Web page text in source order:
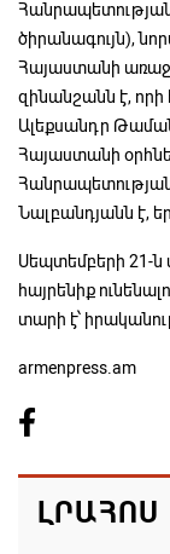
Հանրապետության
ծիրանագույն),
Հայաստանի
զինանշանն է,
Ալեքսանդր
Հայաստանի
Հանրապետության
Նալբանդյանն է,
Սեպտեմբերի 21-
հայրենիք
տարի է՝
armenpress.am
ԼՐԱՀՈՍ